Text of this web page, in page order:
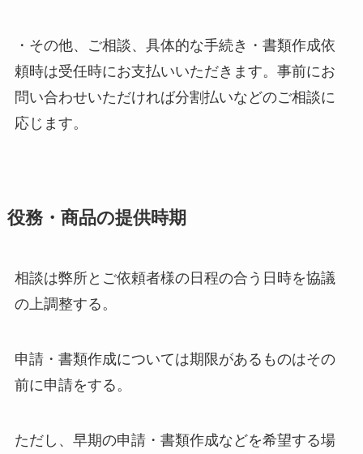
・その他、ご相談、具体的な手続き・書類作成依
頼時は受任時にお支払いいただきます。事前にお
問い合わせいただければ分割払いなどのご相談に
応じます。
役務・商品の提供時期
相談は弊所とご依頼者様の日程の合う日時を協議
の上調整する。
申請・書類作成については期限があるものはその
前に申請をする。
ただし、早期の申請・書類作成などを希望する場